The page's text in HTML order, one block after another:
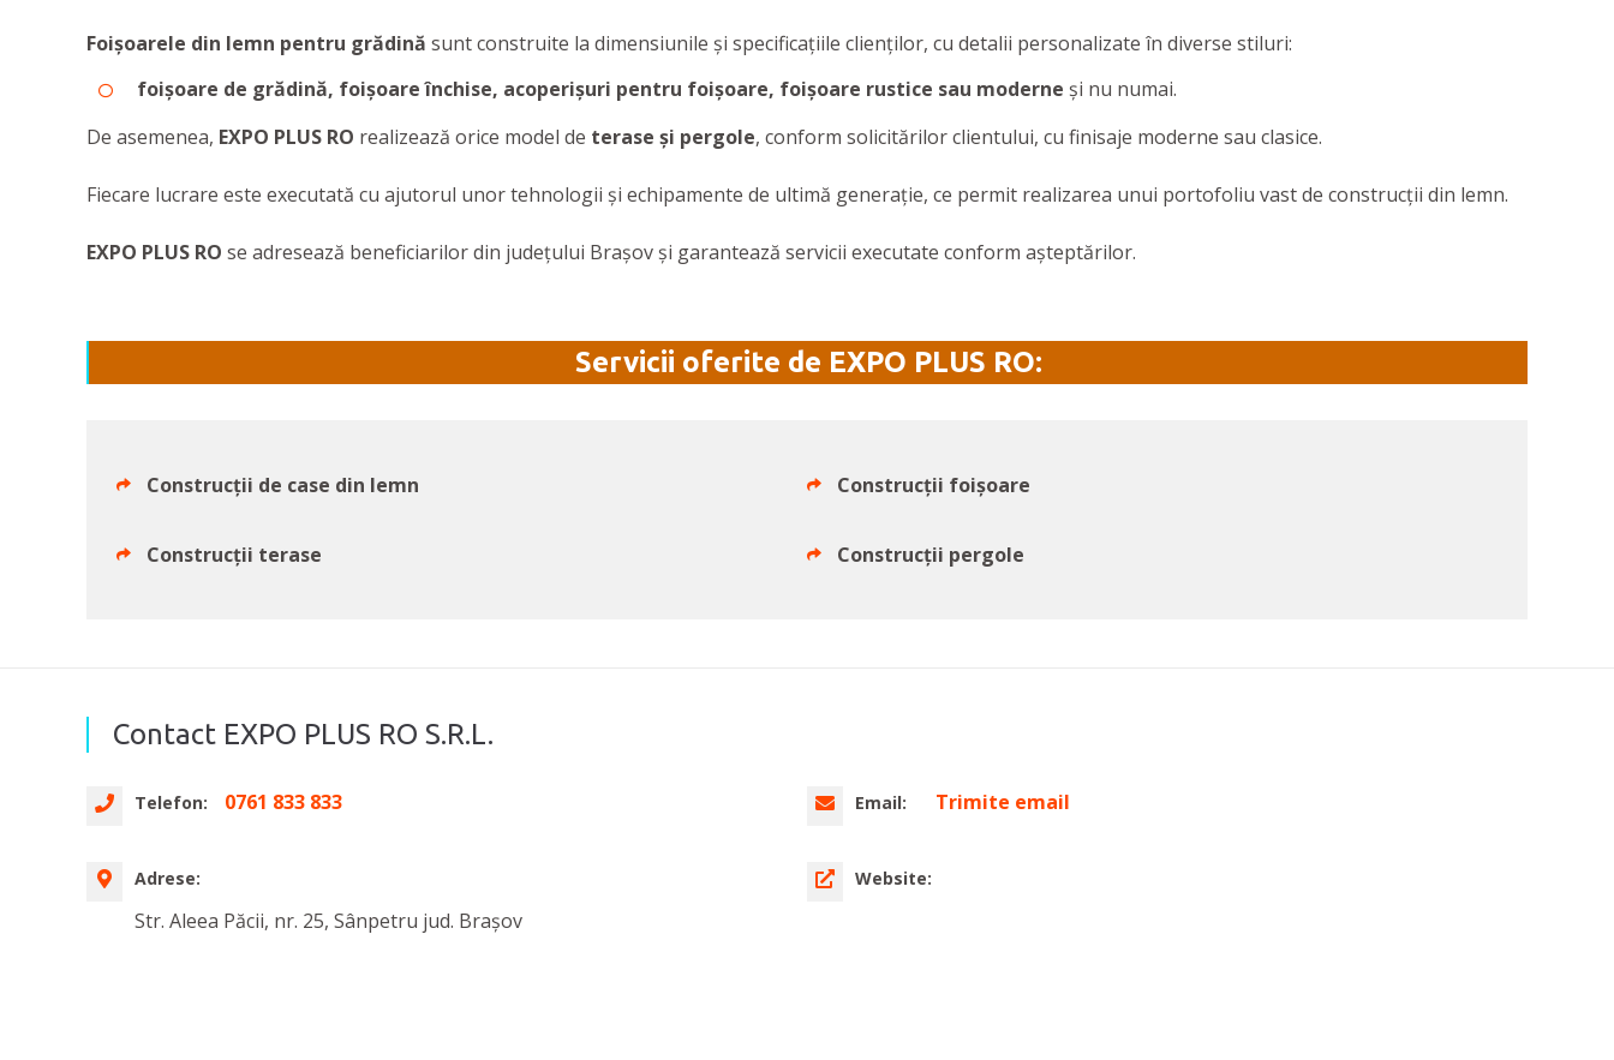
Foișoarele din lemn pentru grădină sunt construite la dimensiunile și specificațiile clienților, cu detalii personalizate în diverse stiluri:
foișoare de grădină, foișoare închise, acoperișuri pentru foișoare, foișoare rustice sau moderne şi nu numai.
De asemenea, EXPO PLUS RO realizează orice model de terase și pergole, conform solicitărilor clientului, cu finisaje moderne sau clasice.
Fiecare lucrare este executată cu ajutorul unor tehnologii şi echipamente de ultimă generaţie, ce permit realizarea unui portofoliu vast de construcţii din lemn.
EXPO PLUS RO se adresează beneficiarilor din județului Brașov și garantează servicii executate conform aşteptărilor.
Servicii oferite de EXPO PLUS RO:
Construcții de case din lemn Construcții foișoare
Construcții terase Construcții pergole
Contact EXPO PLUS RO S.R.L.
Telefon: 0761 833 833 Email: Trimite email
Adrese:
Str. Aleea Păcii, nr. 25, Sânpetru jud. Brașov
Website: